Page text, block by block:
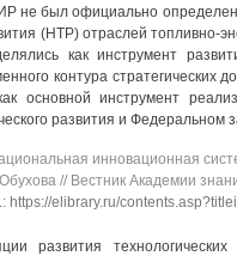
не был официально
(НТР) отраслей топливно-
как инструмент
контура стратегических
основной инструмент
развития и Федеральном
инновационная
// Вестник Академии
https://elibrary.ru/
развития